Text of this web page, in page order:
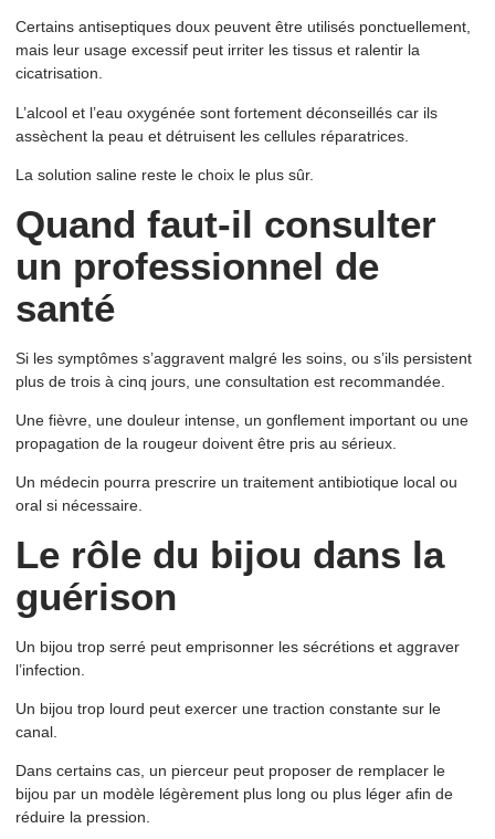
Certains antiseptiques doux peuvent être utilisés ponctuellement,
mais leur usage excessif peut irriter les tissus et ralentir la
cicatrisation.
L’alcool et l’eau oxygénée sont fortement déconseillés car ils
assèchent la peau et détruisent les cellules réparatrices.
La solution saline reste le choix le plus sûr.
Quand faut-il consulter
un professionnel de
santé
Si les symptômes s’aggravent malgré les soins, ou s’ils persistent
plus de trois à cinq jours, une consultation est recommandée.
Une fièvre, une douleur intense, un gonflement important ou une
propagation de la rougeur doivent être pris au sérieux.
Un médecin pourra prescrire un traitement antibiotique local ou
oral si nécessaire.
Le rôle du bijou dans la
guérison
Un bijou trop serré peut emprisonner les sécrétions et aggraver
l’infection.
Un bijou trop lourd peut exercer une traction constante sur le
canal.
Dans certains cas, un pierceur peut proposer de remplacer le
bijou par un modèle légèrement plus long ou plus léger afin de
réduire la pression.